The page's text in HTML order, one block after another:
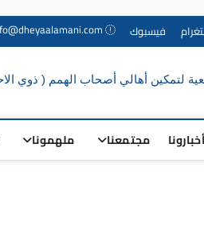
فيسبوك
أخبارونا مجتمعنا ملهمونا